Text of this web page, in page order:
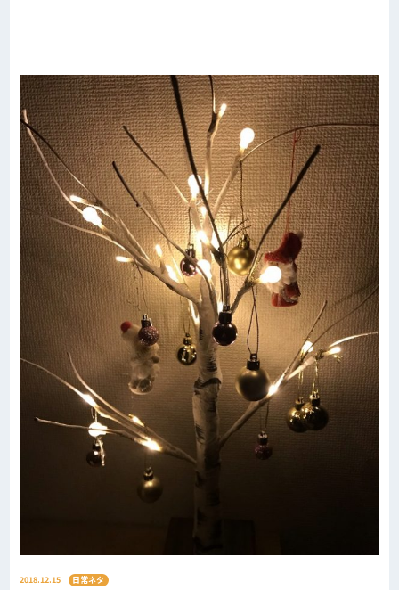
2018.12.15
日常ネタ